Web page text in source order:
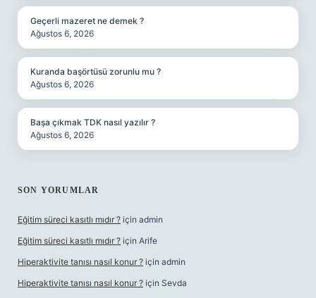
Geçerli mazeret ne demek ?
Ağustos 6, 2026
Kuranda başörtüsü zorunlu mu ?
Ağustos 6, 2026
Başa çıkmak TDK nasıl yazılır ?
Ağustos 6, 2026
SON YORUMLAR
Eğitim süreci kasıtlı mıdır ? için admin
Eğitim süreci kasıtlı mıdır ? için Arife
Hiperaktivite tanısı nasıl konur ? için admin
Hiperaktivite tanısı nasıl konur ? için Sevda